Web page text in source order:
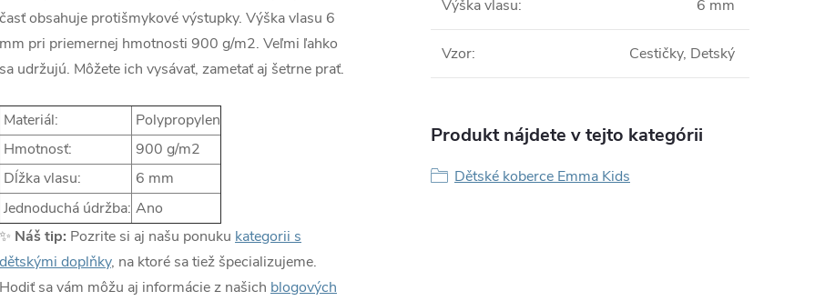
časť obsahuje protišmykové výstupky. Výška vlasu 6
mm pri priemernej hmotnosti 900 g/m2. Veľmi ľahko
sa udržujú. Môžete ich vysávať, zametať aj šetrne prať.
Materiál:
Polypropylen
Hmotnosť:
900 g/m2
Dĺžka vlasu:
6 mm
Jednoduchá údržba: Ano
✨ Náš tip: Pozrite si aj našu ponuku kategorii s
dětskými doplňky, na ktoré sa tiež špecializujeme.
Hodiť sa vám môžu aj informácie z našich blogových
Výška vlasu: 6 mm
Vzor: Cestičky, Detský
Produkt nájdete v tejto kategórii
Dětské koberce Emma Kids